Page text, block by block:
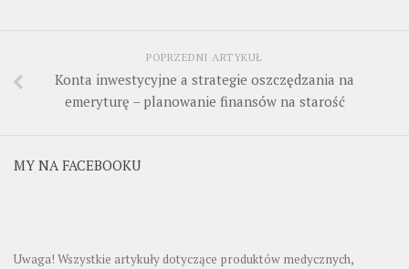
POPRZEDNI ARTYKUŁ
Konta inwestycyjne a strategie oszczędzania na
emeryturę – planowanie finansów na starość
MY NA FACEBOOKU
Uwaga! Wszystkie artykuły dotyczące produktów medycznych,